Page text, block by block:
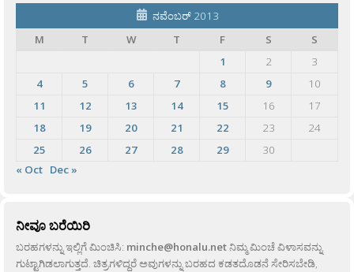
ನವೆಂಬರ್ 2013
M
T W T F S
S
1
2
3
4
5 6 7 8 9
10
11
12 13 14 15 16
17
18
19 20 21 22 23
24
25
26 27 28 29
30
« Oct Dec »
ನೀವೂ ಬರೆಯಿರಿ
ಬರಹಗಳನ್ನು ಇಲ್ಲಿಗೆ ಮಿಂಚಿಸಿ: minche@honalu.netನಿಮ್ಮ ಮಿಂಚೆ ವಿಳಾಸವನ್ನು
ಗುಟ್ಟಾಗಿಡಲಾಗುತ್ತದೆ. ಚಿತ್ರಗಳಿದ್ದರೆ ಅವುಗಳನ್ನು ಬರಹದ ಕಡತದೊಡನೆ ಸೇರಿಸಬೇಡಿ,